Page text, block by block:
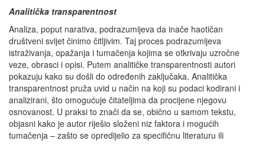
Analitička transparentnost
Analiza, poput narativa, podrazumijeva da inače haotičan
društveni svijet činimo čitljivim. Taj proces podrazumijeva
istraživanja, opažanja i tumačenja kojima se otkrivaju uzročne
veze, obrasci i opisi. Putem analitičke transparentnosti autori
pokazuju kako su došli do određenih zaključaka. Analitička
transparentnost pruža uvid u način na koji su podaci kodirani i
analizirani, što omogućuje čitateljima da procijene njegovu
osnovanost. U praksi to znači da se, obično u samom tekstu,
objasni kako je autor riješio složeni niz faktora i mogućih
tumačenja – zašto se opredijelio za specifičnu literaturu ili